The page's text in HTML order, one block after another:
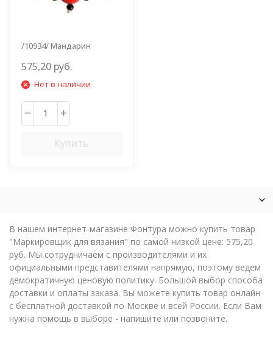
/10934/ Мандарин
575,20 руб.
Нет в наличии
Купить
В нашем интернет-магазине Фонтура можно купить товар
"Маркировщик для вязания" по самой низкой цене: 575,20
руб. Мы сотрудничаем с производителями и их
официальными представителями напрямую, поэтому ведем
демократичную ценовую политику. Большой выбор способа
доставки и оплаты заказа. Вы можете купить товар онлайн
с бесплатной доставкой по Москве и всей России. Если Вам
нужна помощь в выборе - напишите или позвоните.